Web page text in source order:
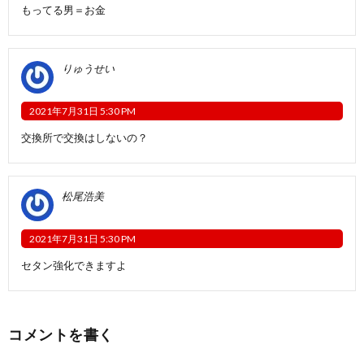
もってる男＝お金
りゅうせい
2021年7月31日 5:30 PM
交換所で交換はしないの？
松尾浩美
2021年7月31日 5:30 PM
セタン強化できますよ
コメントを書く